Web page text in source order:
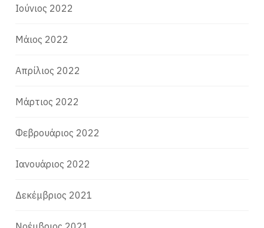
Ιούνιος 2022
Μάιος 2022
Απρίλιος 2022
Μάρτιος 2022
Φεβρουάριος 2022
Ιανουάριος 2022
Δεκέμβριος 2021